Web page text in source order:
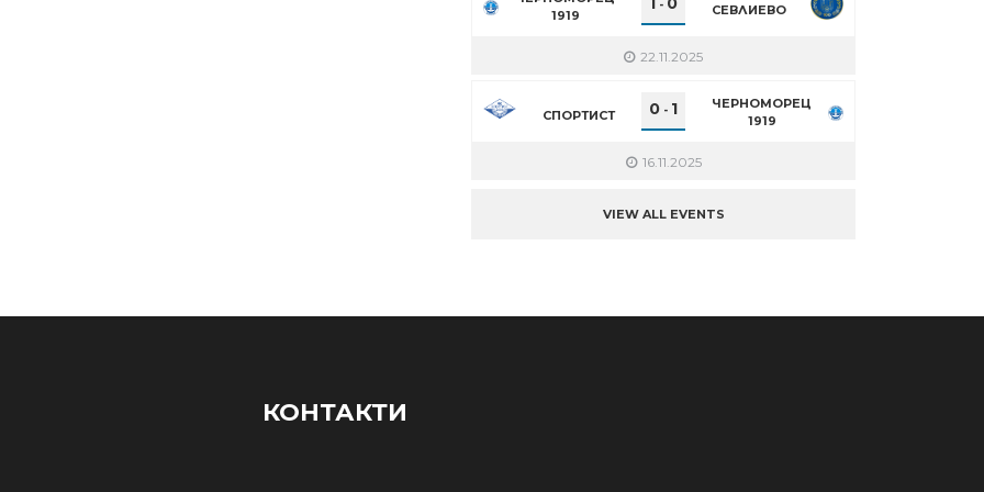
1919
- СЕВЛИЕВО
22.11.2025
СПОРТИСТ 0 - 1
ЧЕРНОМОРЕЦ
1919
16.11.2025
VIEW ALL EVENTS
КОНТАКТИ